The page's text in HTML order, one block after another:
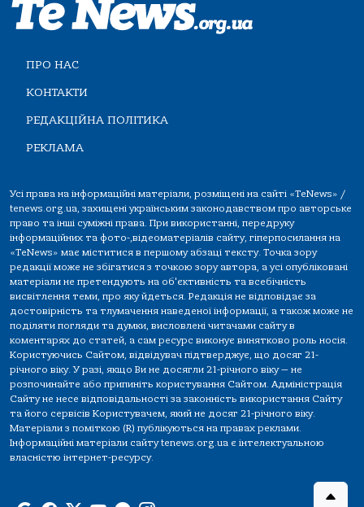
ПРО НАС
КОНТАКТИ
РЕДАКЦІЙНА ПОЛІТИКА
РЕКЛАМА
Усі права на інформаційні матеріали, розміщені на сайті «TeNews» /
tenews.org.ua, захищені українським законодавством про авторське
право та інші суміжні права. При використанні, передруку
інформаційних та фото-,відеоматеріалів сайту, гіперпосилання на
«TeNews» має міститися в першому абзаці тексту. Точка зору
редакції може не збігатися з точкою зору автора, а усі опубліковані
матеріали не претендують на об'єктивність та всебічність
висвітлення теми, про яку йдеться. Редакція не відповідає за
достовірність та тлумачення наведеної інформації, а також може не
поділяти погляди та думки, висловлені читачами сайту в
коментарях до статей, а сам ресурс виконує винятково роль носія.
Користуючись Сайтом, відвідувач підтверджує, що досяг 21-
річного віку. У разі, якщо Ви не досягли 21-річного віку — не
розпочинайте або припиніть користування Сайтом. Адміністрація
Сайту не несе відповідальності за законність використання Сайту
та його сервісів Користувачем, який не досяг 21-річного віку.
Матеріали з поміткою (R) публікуються на правах реклами.
Інформаційні матеріали сайту tenews.org.ua є інтелектуальною
власністю інтернет-ресурсу.